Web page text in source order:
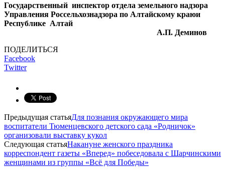
Государственный инспектор отдела земельного надзора
Управления Россельхознадзора по Алтайскому краюи
Республике Алтай
А.П. Деминов
ПОДЕЛИТЬСЯ
Facebook
Twitter
Предыдущая статьяДля познания окружающего мира
воспитатели Тюменцевского детского сада «Родничок»
организовали выставку кукол
Следующая статьяНакануне женского праздника
корреспондент газеты «Вперед» побеседовала с Шарчинскими
женщинами из группы «Всё для Победы»